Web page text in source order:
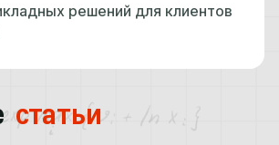
решений для клиентов
статьи